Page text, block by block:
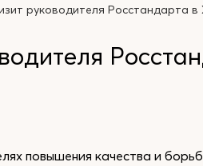
руководителя Росстандарта в
повышения качества и